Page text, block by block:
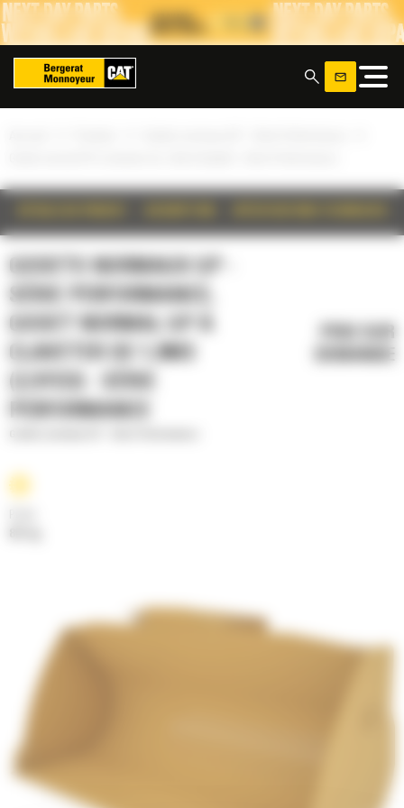
GODETS NORMAUX GP -
SÉRIE PERFORMANCE,
GODET NORMAL GP À
CLAVETER DE 1,9M3
(2,5YD3) - SÉRIE
PERFORMANCE
Panneau de gestion des cookies